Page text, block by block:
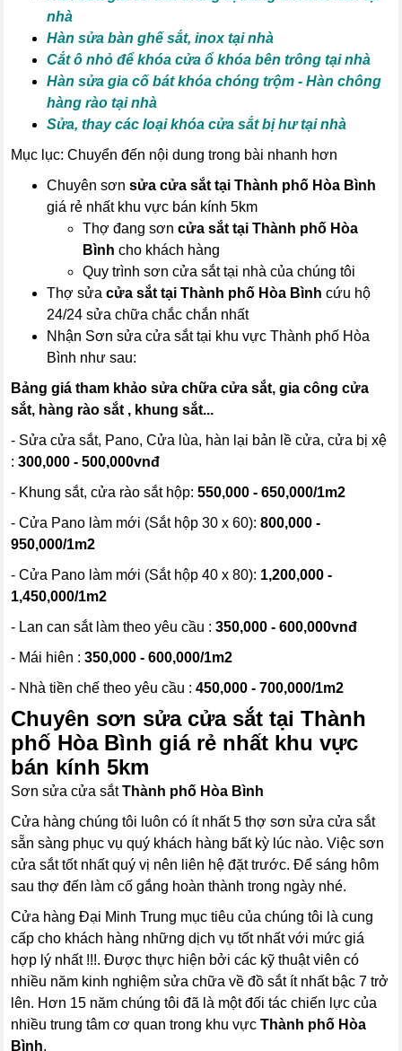
nhà
Hàn sửa bàn ghế sắt, inox tại nhà
Cắt ô nhỏ để khóa cửa ổ khóa bên trông tại nhà
Hàn sửa gia cố bát khóa chóng trộm - Hàn chông
hàng rào tại nhà
Sửa, thay các loại khóa cửa sắt bị hư tại nhà
Mục lục: Chuyển đến nội dung trong bài nhanh hơn
Chuyên sơnsửa cửa sắt tại Thành phố Hòa Bình
giá rẻ nhất khu vực bán kính 5km
Thợ đang sơncửa sắt tại Thành phố Hòa
Bình cho khách hàng
Quy trình sơn cửa sắt tại nhà của chúng tôi
Thợ sửacửa sắt tại Thành phố Hòa Bình cứu hộ
24/24 sửa chữa chắc chắn nhất
Nhận Sơn sửa cửa sắt tại khu vực Thành phố Hòa
Bình như sau:
Bảng giá tham khảo sửa chữa cửa sắt, gia công cửa
sắt, hàng rào sắt , khung sắt...
- Sửa cửa sắt, Pano, Cửa lùa, hàn lại bản lề cửa, cửa bị xệ
:300,000 - 500,000vnđ
- Khung sắt, cửa rào sắt hộp:550,000 - 650,000/1m2
- Cửa Pano làm mới (Sắt hộp 30 x 60): 800,000 -
950,000/1m2
- Cửa Pano làm mới (Sắt hộp 40 x 80): 1,200,000 -
1,450,000/1m2
- Lan can sắt làm theo yêu cầu :350,000 - 600,000vnđ
- Mái hiên :350,000 - 600,000/1m2
- Nhà tiền chế theo yêu cầu :450,000 - 700,000/1m2
Chuyên sơn sửa cửa sắt tại Thành
phố Hòa Bình giá rẻ nhất khu vực
bán kính 5km
Sơn sửa cửa sắtThành phố Hòa Bình
Cửa hàng chúng tôi luôn có ít nhất 5 thợ sơn sửa cửa sắt
sẵn sàng phục vụ quý khách hàng bất kỳ lúc nào. Việc sơn
cửa sắt tốt nhất quý vị nên liên hệ đặt trước. Để sáng hôm
sau thợ đến làm cố gắng hoàn thành trong ngày nhé.
Cửa hàng Đại Minh Trung mục tiêu của chúng tôi là cung
cấp cho khách hàng những dịch vụ tốt nhất với mức giá
hợp lý nhất !!!. Được thực hiện bởi các kỹ thuật viên có
nhiều năm kinh nghiệm sửa chữa về đồ sắt ít nhất bậc 7 trở
lên. Hơn 15 năm chúng tôi đã là một đối tác chiến lực của
nhiều trung tâm cơ quan trong khu vựcThành phố Hòa
Bình.